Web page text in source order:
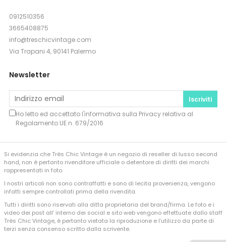
0912510356
3665408875
info@treschicvintage.com
Via Trapani 4, 90141 Palermo
Newsletter
Iscriviti
Ho letto ed accettato l'informativa sulla Privacyrelativa al
Regolamento UE n. 679/2016
Si evidenzia che Très Chic Vintage è un negozio di reseller di lusso second
hand, non è pertanto rivenditore ufficiale o detentore di diritti dei marchi
rappresentati in foto.
I nostri articoli non sono contraffatti e sono di lecita provenienza, vengono
infatti sempre controllati prima della rivendita.
Tutti i diritti sono riservati alla ditta proprietaria del brand/firma. Le foto e i
video dei post all’ interno dei social e sito web vengono effettuate dallo staff
Très Chic Vintage, è pertanto vietata la riproduzione e l’utilizzo da parte di
terzi senza consenso scritto dalla scrivente.